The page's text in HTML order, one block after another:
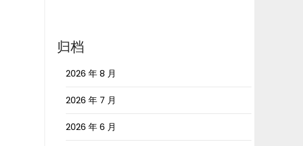
归档
2026 年 8 月
2026 年 7 月
2026 年 6 月